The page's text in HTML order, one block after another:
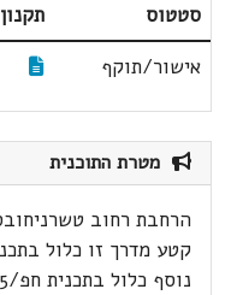
סטטוס תקנון
אישור/תוקף
מטרת התוכנית
נוסף כלול בתכנית חפ/1195 עם רוחב של 24 מטרים.